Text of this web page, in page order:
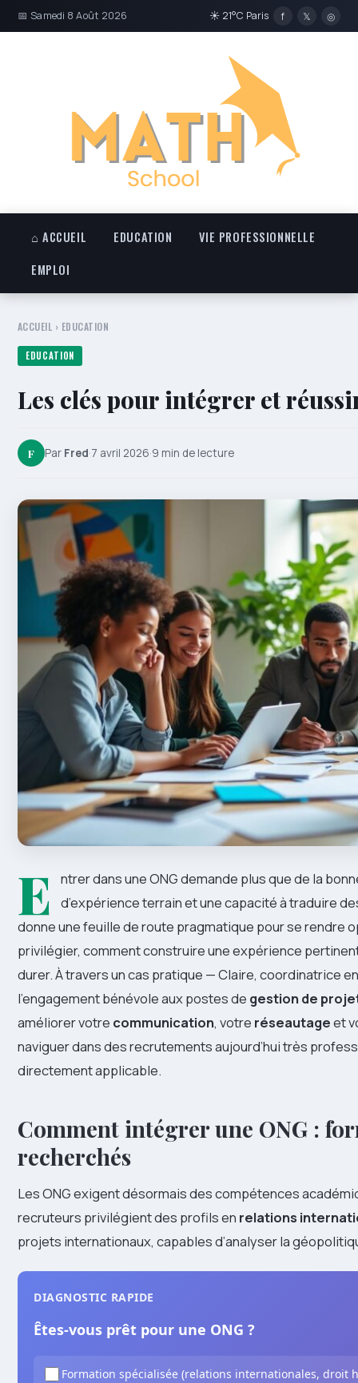
📅 Samedi 8 Août 2026 ☀ 21°C Paris f 𝕏 ◎
⌂ ACCUEIL EDUCATION
VIE PROFESSIONNELLE
EMPLOI
ACCUEIL › EDUCATION
EDUCATION
Les clés pour intégrer et
F Par Fred·7 avril 2026·9 min de lecture
E
ntrer dans une ONG demande plus que de la
d’expérience terrain et une capacité à traduire
donne une feuille de route pragmatique pour se rendre
privilégier, comment construire une expérience
durer. À travers un cas pratique — Claire, coordinatrice
l’engagement bénévole aux postes de gestion de
améliorer votre communication, votre réseautageet
naviguer dans des recrutements aujourd’hui très
directement applicable.
Comment intégrer une ONG :
recherchés
Les ONG exigent désormais des compétences
recruteurs privilégient des profils en relations
projets internationaux, capables d’analyser la
DIAGNOSTIC RAPIDE
Êtes-vous prêt pour une ONG ?
Formation spécialisée (relations internationales, droit